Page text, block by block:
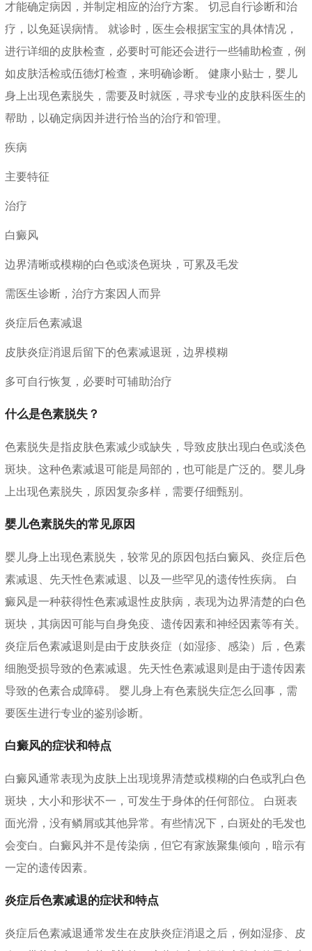
才能确定病因，并制定相应的治疗方案。 切忌自行诊断和治
疗，以免延误病情。 就诊时，医生会根据宝宝的具体情况，
进行详细的皮肤检查，必要时可能还会进行一些辅助检查，例
如皮肤活检或伍德灯检查，来明确诊断。 健康小贴士，婴儿
身上出现色素脱失，需要及时就医，寻求专业的皮肤科医生的
帮助，以确定病因并进行恰当的治疗和管理。
疾病
主要特征
治疗
白癜风
边界清晰或模糊的白色或淡色斑块，可累及毛发
需医生诊断，治疗方案因人而异
炎症后色素减退
皮肤炎症消退后留下的色素减退斑，边界模糊
多可自行恢复，必要时可辅助治疗
什么是色素脱失？
色素脱失是指皮肤色素减少或缺失，导致皮肤出现白色或淡色
斑块。这种色素减退可能是局部的，也可能是广泛的。婴儿身
上出现色素脱失，原因复杂多样，需要仔细甄别。
婴儿色素脱失的常见原因
婴儿身上出现色素脱失，较常见的原因包括白癜风、炎症后色
素减退、先天性色素减退、以及一些罕见的遗传性疾病。 白
癜风是一种获得性色素减退性皮肤病，表现为边界清楚的白色
斑块，其病因可能与自身免疫、遗传因素和神经因素等有关。
炎症后色素减退则是由于皮肤炎症（如湿疹、感染）后，色素
细胞受损导致的色素减退。先天性色素减退则是由于遗传因素
导致的色素合成障碍。 婴儿身上有色素脱失症怎么回事，需
要医生进行专业的鉴别诊断。
白癜风的症状和特点
白癜风通常表现为皮肤上出现境界清楚或模糊的白色或乳白色
斑块，大小和形状不一，可发生于身体的任何部位。 白斑表
面光滑，没有鳞屑或其他异常。有些情况下，白斑处的毛发也
会变白。白癜风并不是传染病，但它有家族聚集倾向，暗示有
一定的遗传因素。
炎症后色素减退的症状和特点
炎症后色素减退通常发生在皮肤炎症消退之后，例如湿疹、皮